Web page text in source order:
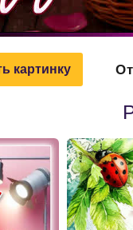
картинку